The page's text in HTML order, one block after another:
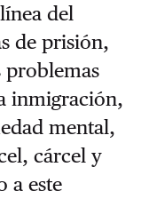
del
de prisión,
inmigración,
mental,
cárcel y
a este